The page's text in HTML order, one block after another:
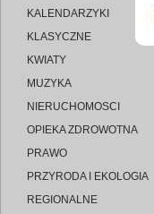
KALENDARZYKI
KLASYCZNE
KWIATY
MUZYKA
NIERUCHOMOSCI
OPIEKA ZDROWOTNA
PRAWO
PRZYRODA I EKOLOGIA
REGIONALNE